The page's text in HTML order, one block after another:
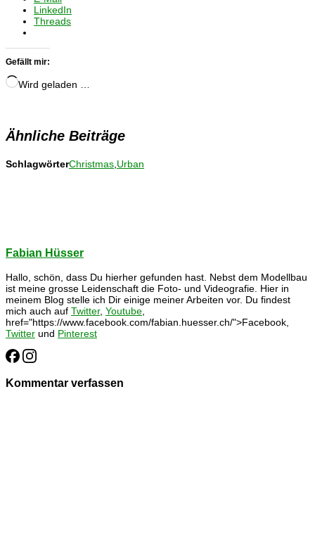
LinkedIn
Threads
Gefällt mir:
Wird geladen …
Ähnliche Beiträge
SchlagwörterChristmas Urban
Fabian Hüsser
Hallo, schön, dass Du hierher gefunden hast. Nebst dem Modellbau
ist meine grosse Leidenschaft die Foto- und Videografie. Hier in
meinem Blog stelle ich Dir einige meiner Arbeiten vor. Du findest
mich auch auf Twitter, Youtube
href="https://www.facebook.com/fabian.huesser.ch/">Facebook,
Twitter und Pinterest
Kommentar verfassen